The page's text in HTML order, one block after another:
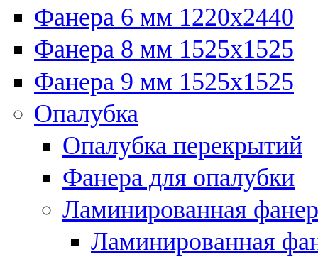
Фанера 6 мм 1220х2440
Фанера 8 мм 1525х1525
Фанера 9 мм 1525х1525
Опалубка
Опалубка перекрытий
Фанера для опалубки
Ламинированная
Ламинированная